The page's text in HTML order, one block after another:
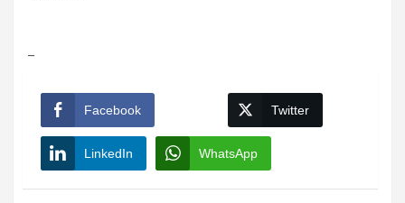
–
Facebook Twitter
LinkedIn WhatsApp